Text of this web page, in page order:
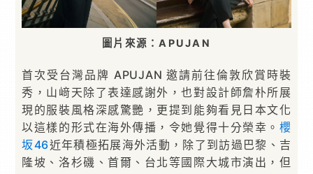
圖片來源：APUJAN
首次受台灣品牌 APUJAN 邀請前往倫敦欣賞時裝
秀，山﨑天除了表達感謝外，也對設計師詹朴所展
現的服裝風格深感驚艷，更提到能夠看見日本文化
以這樣的形式在海外傳播，令她覺得十分榮幸。 櫻
坂46近年積極拓展海外活動，除了到訪過巴黎、吉
隆坡、洛杉磯、首爾、台北等國際大城市演出，但